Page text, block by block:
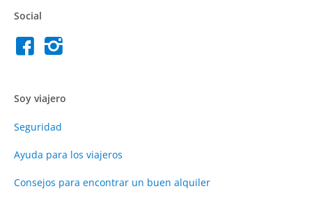
Social
Soy viajero
Seguridad
Ayuda para los viajeros
Consejos para encontrar un buen alquiler